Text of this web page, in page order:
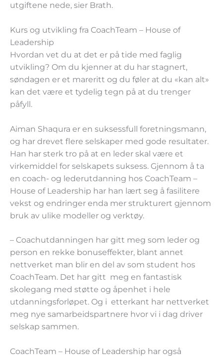
utgiftene nede, sier Brath.
Kurs og utvikling fra CoachTeam – House of
Leadership
Hvordan vet du at det er på tide med faglig
utvikling? Om du kjenner at du har stagnert,
søndagen er et mareritt og du føler at du «kan alt»
kan det være et tydelig tegn på at du trenger
påfyll.
Aiman Shaqura er en suksessfull foretningsmann,
og har drevet flere selskaper med gode resultater.
Han har sterk tro på at en leder skal være et
virkemiddel for selskapets suksess. Gjennom å ta
en coach- og lederutdanning hos CoachTeam –
House of Leadership har han lært seg å fasilitere
vekst og endringer enda mer strukturert gjennom
bruk av ulike modeller og verktøy.
– Coachutdanningen har gitt meg som leder og
person en rekke bonuseffekter, blant annet
nettverket man blir en del av som student hos
CoachTeam. Det har gitt meg en fantastisk
skolegang med støtte og åpenhet i hele
utdanningsforløpet. Og i etterkant har nettverket
meg nye samarbeidspartnere hvor vi i dag driver
selskap sammen.
CoachTeam – House of Leadership har også